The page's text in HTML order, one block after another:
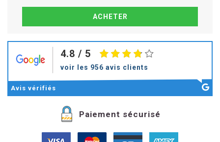
4.8 / 5
voir les 956 avis clients
Avis vérifiés
Paiement sécurisé